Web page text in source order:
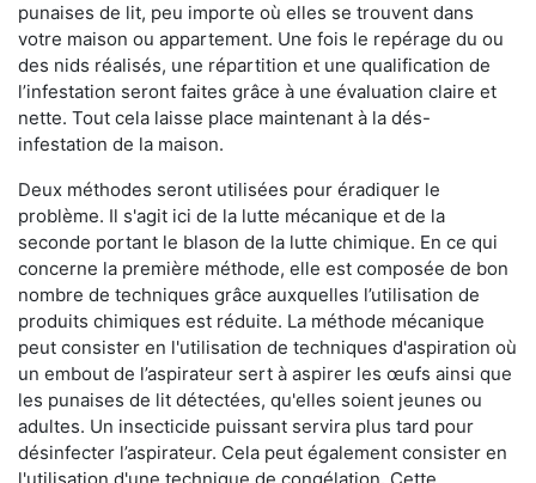
punaises de lit, peu importe où elles se trouvent dans
votre maison ou appartement. Une fois le repérage du ou
des nids réalisés, une répartition et une qualification de
l’infestation seront faites grâce à une évaluation claire et
nette. Tout cela laisse place maintenant à la dés-
infestation de la maison.
Deux méthodes seront utilisées pour éradiquer le
problème. Il s'agit ici de la lutte mécanique et de la
seconde portant le blason de la lutte chimique. En ce qui
concerne la première méthode, elle est composée de bon
nombre de techniques grâce auxquelles l’utilisation de
produits chimiques est réduite. La méthode mécanique
peut consister en l'utilisation de techniques d'aspiration où
un embout de l’aspirateur sert à aspirer les œufs ainsi que
les punaises de lit détectées, qu'elles soient jeunes ou
adultes. Un insecticide puissant servira plus tard pour
désinfecter l’aspirateur. Cela peut également consister en